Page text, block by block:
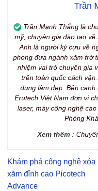
Trần
Trần Mạnh Thắng là
mỹ, chuyên gia đào tạo về
Anh là người kỳ cựu về
phong đưa ngành xăm trở
nhiệm vai trò chuyên gia
trên toàn quốc cách
dụng làm đẹp. Bên
Erutech Việt Nam đơn vị
laser, máy công nghệ
Phòng
Xem thêm :
Khám phá công nghệ xóa
xăm đỉnh cao Picotech
Advance